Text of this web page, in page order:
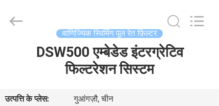
water
co,.ltd.
वाणिज्यिक स्विमिंग पूल रेत फ़िल्टर
DSW500 एम्बेडेड इंटरग्रेटिव
फिल्टरेशन सिस्टम
उत्पत्ति के प्लेस:
गुआंगज़ौ, चीन